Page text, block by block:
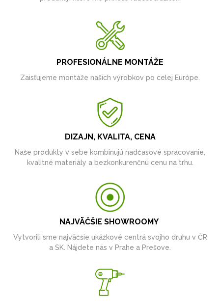
PROFESIONÁLNE MONTÁŽE
Zaisťujeme montáže našich výrobkov po celej Európe.
DIZAJN, KVALITA, CENA
Naše produkty v sebe kombinujú nadčasové spracovanie,
kvalitné materiály a bezkonkurenčnú cenu na trhu.
NAJVÄČŠIE SHOWROOMY
Vytvorili sme najväčšie ukážkové centrá svojho druhu v ČR
a SK. Nájdete nás v Prahe a Prešove.